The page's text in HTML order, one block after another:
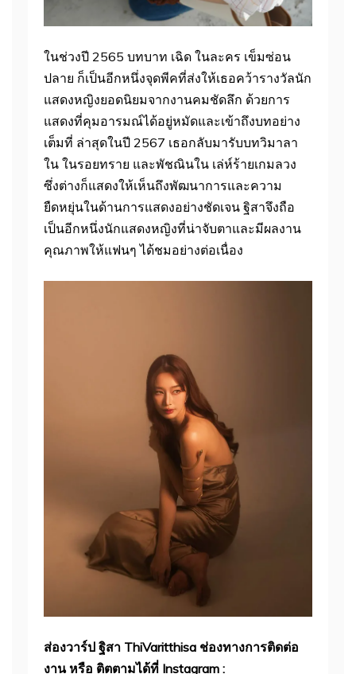
ในช่วงปี 2565 บทบาท เฉิด ในละคร เข็มซ่อน
ปลาย ก็เป็นอีกหนึ่งจุดพีคที่ส่งให้เธอคว้ารางวัลนัก
แสดงหญิงยอดนิยมจากงานคมชัดลึก ด้วยการ
แสดงที่คุมอารมณ์ได้อยู่หมัดและเข้าถึงบทอย่าง
เต็มที่ ล่าสุดในปี 2567 เธอกลับมารับบทวิมาลา
ใน ในรอยทราย และพัชณินใน เล่ห์ร้ายเกมลวง
ซึ่งต่างก็แสดงให้เห็นถึงพัฒนาการและความ
ยืดหยุ่นในด้านการแสดงอย่างชัดเจน ฐิสาจึงถือ
เป็นอีกหนึ่งนักแสดงหญิงที่น่าจับตาและมีผลงาน
คุณภาพให้แฟนๆ ได้ชมอย่างต่อเนื่อง
ส่องวาร์ป ฐิสา ThiVaritthisa ช่องทางการติดต่อ
งาน หรือ ติตตามได้ที่ Instagram :